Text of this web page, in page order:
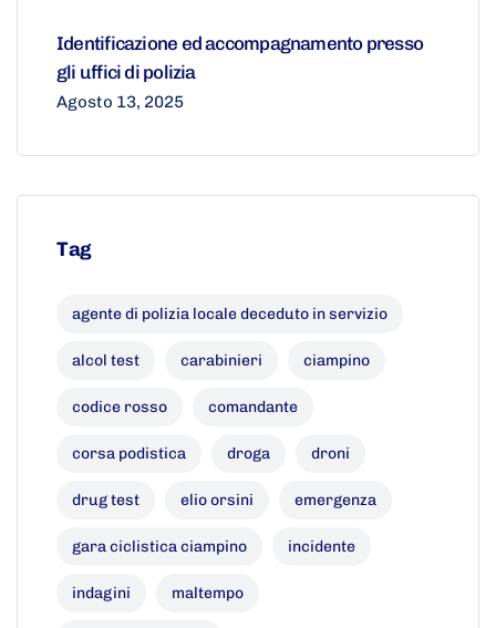
Identificazione ed accompagnamento presso
gli uffici di polizia
Agosto 13, 2025
Tag
agente di polizia locale deceduto in servizio
alcol test carabinieri ciampino
codice rosso comandante
corsa podistica droga droni
drug test elio orsini emergenza
gara ciclistica ciampino incidente
indagini maltempo